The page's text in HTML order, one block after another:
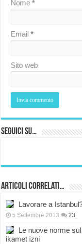
Nome*
Email*
Sito web
Seguici su…
Articoli correlati…
Lavorare a
5 Settembre 2013 23
Le nuove norme
ikamet izni